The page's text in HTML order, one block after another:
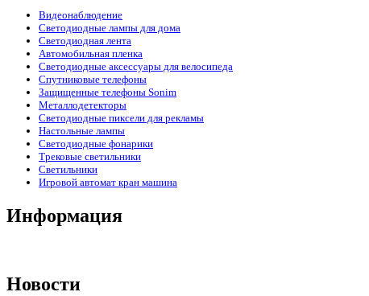
Видеонаблюдение
Светодиодные лампы для дома
Светодиодная лента
Автомобильная пленка
Светодиодные аксессуары для велосипеда
Спутниковые телефоны
Защищенные телефоны Sonim
Металлодетекторы
Светодиодные пиксели для рекламы
Настольные лампы
Светодиодные фонарики
Трековые светильники
Светильники
Игровой автомат кран машина
Информация
Новости